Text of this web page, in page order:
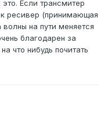
это. Если трансмитер
ресивер (принимающая
на пути меняется
благодарен за
что нибудь почитать